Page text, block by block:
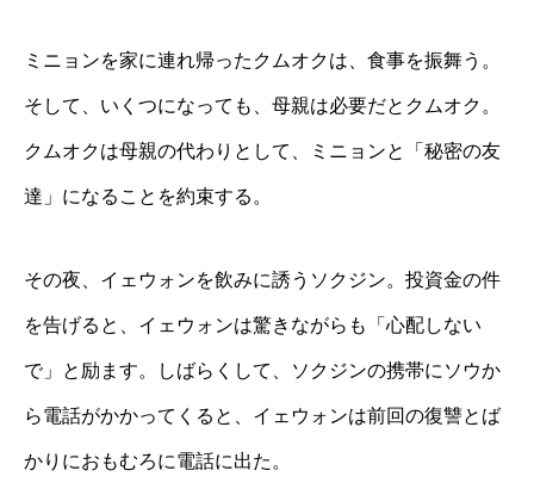
ミニョンを家に連れ帰ったクムオクは、食事を振舞う。
そして、いくつになっても、母親は必要だとクムオク。
クムオクは母親の代わりとして、ミニョンと「秘密の友
達」になることを約束する。
その夜、イェウォンを飲みに誘うソクジン。投資金の件
を告げると、イェウォンは驚きながらも「心配しない
で」と励ます。しばらくして、ソクジンの携帯にソウか
ら電話がかかってくると、イェウォンは前回の復讐とば
かりにおもむろに電話に出た。